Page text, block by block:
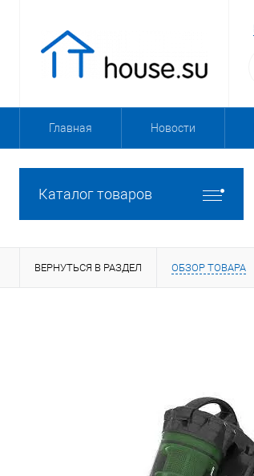
Главная Новости
Каталог товаров
ВЕРНУТЬСЯ В РАЗДЕЛ ОБЗОР ТОВАРА